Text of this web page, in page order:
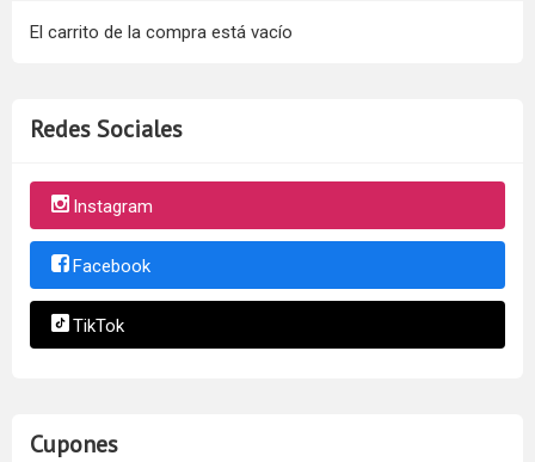
El carrito de la compra está vacío
Redes Sociales
Instagram
Facebook
TikTok
Cupones